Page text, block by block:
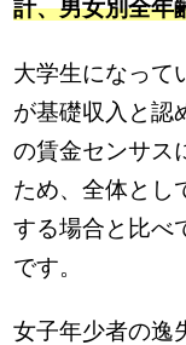
計、男女別全年
大学生になって
が基礎収入と認
の賃金センサス
ため、全体とし
する場合と比べ
です。
女子年少者の逸